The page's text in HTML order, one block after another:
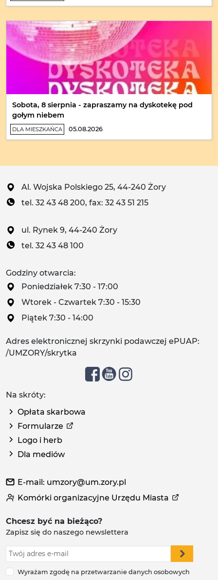
Sobota, 8 sierpnia - zapraszamy na dyskotekę pod
gołym niebem
DLA MIESZKAŃCA 05.08.2026
Al. Wojska Polskiego 25, 44-240 Żory
tel. 32 43 48 200, fax: 32 43 51 215
ul. Rynek 9, 44-240 Żory
tel. 32 43 48 100
Godziny otwarcia:
Poniedziałek 7:30 - 17:00
Wtorek - Czwartek 7:30 - 15:30
Piątek 7:30 - 14:00
Adres elektronicznej skrzynki podawczej ePUAP:
/UMZORY/skrytka
Na skróty:
Opłata skarbowa
Formularze
Logo i herb
Dla mediów
E-mail: umzory@um.zory.pl
Komórki organizacyjne Urzędu Miasta
Chcesz być na bieżąco?
Zapisz się do naszego newslettera
Wyrażam zgodę na przetwarzanie danych osobowych